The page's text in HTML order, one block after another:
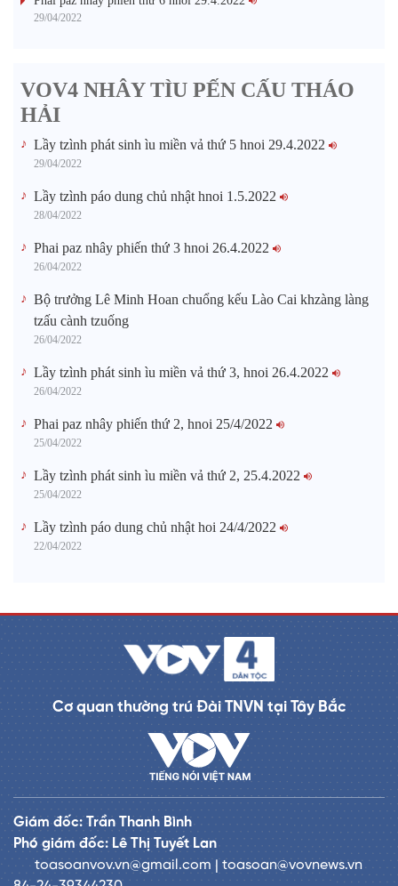
29/04/2022
VOV4 NHÂY TÌU PẾN CẤU THÁO
HẢI
Lầy tzình phát sinh ìu miền vả thứ 5 hnoi 29.4.2022
29/04/2022
Lầy tzình páo dung chủ nhật hnoi 1.5.2022
28/04/2022
Phai paz nhây phiến thứ 3 hnoi 26.4.2022
26/04/2022
Bộ trưởng Lê Minh Hoan chuổng kếu Lào Cai khzàng làng
tzấu cành tzuống​
26/04/2022
Lầy tzình phát sinh ìu miền vả thứ 3, hnoi 26.4.2022
26/04/2022
Phai paz nhây phiến thứ 2, hnoi 25/4/2022
25/04/2022
Lầy tzình phát sinh ìu miền vả thứ 2, 25.4.2022
25/04/2022
Lầy tzình páo dung chủ nhật hoi 24/4/2022
22/04/2022
Cơ quan thường trú Đài TNVN tại Tây Bắc
Giám đốc: Trần Thanh Bình
Phó giám đốc: Lê Thị Tuyết Lan
toasoanvov.vn@gmail.com | toasoan@vovnews.vn